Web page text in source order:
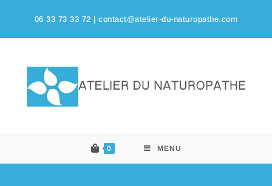
06 33 73 33 72 |contact@atelier-du-naturopathe.com
0 MENU